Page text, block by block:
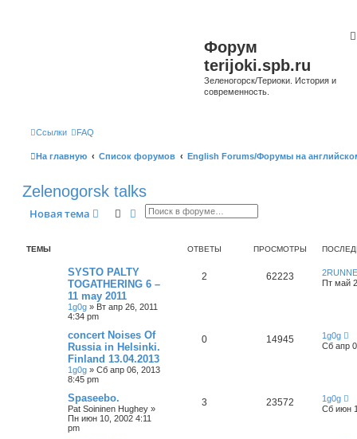
Форум
terijoki.spb.ru
Зеленогорск/Териоки. История и
современность.
Ссылки FAQ
На главную Список форумов English Forums/Форумы на
Zelenogorsk talks
Новая тема ПоискРасширенный поиск
ТЕМЫ ОТВЕТЫ ПРОСМОТРЫ
SYSTO PALTY
TOGATHERING 6 –
11 may 2011
1g0g » Вт апр 26, 2011
4:34 pm
2 62223
Пт май
concert Noises Of
Russia in Helsinki.
Finland 13.04.2013
1g0g » Сб апр 06, 2013
8:45 pm
0 14945
1g0g
Сб апр
Spaseebo.
Pat Soininen Hughey »
Пн июн 10, 2002 4:11
pm
3 23572
1g0g
Сб июн